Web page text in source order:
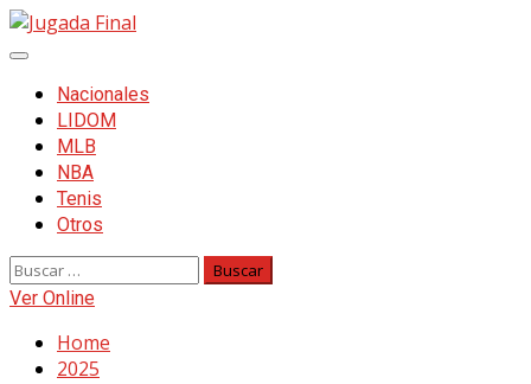
Skip
to
Primary
MenuNacionales
LIDOM
MLB
NBA
Tenis
Otros
Buscar:
Ver Online
Home
2025